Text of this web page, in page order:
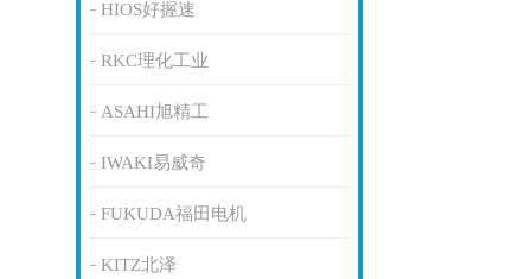
HIOS好握速
RKC理化工业
ASAHI旭精工
IWAKI易威奇
FUKUDA福田电机
KITZ北泽